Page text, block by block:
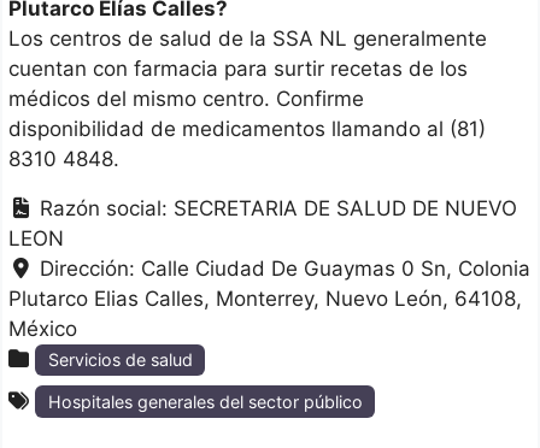
Plutarco Elías Calles?
Los centros de salud de la SSA NL generalmente
cuentan con farmacia para surtir recetas de los
médicos del mismo centro. Confirme
disponibilidad de medicamentos llamando al (81)
8310 4848.
Razón social: SECRETARIA DE SALUD DE NUEVO
LEON
Dirección: Calle Ciudad De Guaymas 0 Sn, Colonia
Plutarco Elias Calles Monterrey Nuevo León 64108
México
Servicios de salud
Hospitales generales del sector público